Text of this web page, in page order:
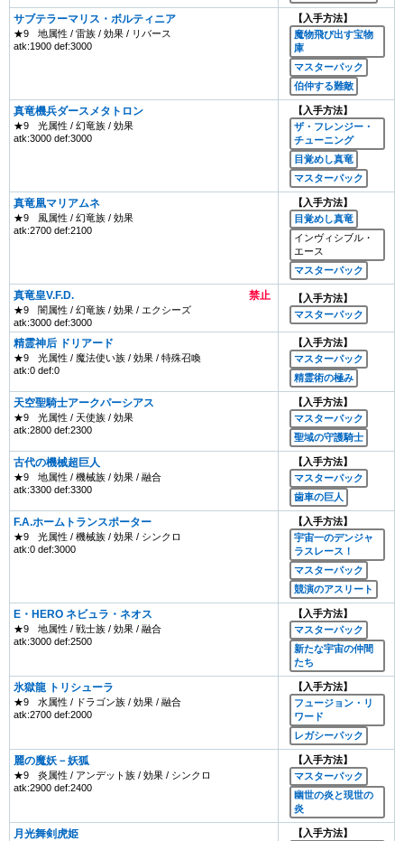
サブテラーマリス・ボルティニア
★9
地属性 / 雷族 / 効果 / リバース
atk:1900 def:3000
【入手方法】
魔物飛び出す宝物
庫
マスターパック
伯仲する難敵
真竜機兵ダースメタトロン
★9
光属性 / 幻竜族 / 効果
atk:3000 def:3000
【入手方法】
ザ・フレンジー・
チューニング
目覚めし真竜
マスターパック
真竜凰マリアムネ
★9
風属性 / 幻竜族 / 効果
atk:2700 def:2100
【入手方法】
目覚めし真竜
インヴィシブル・
エース
マスターパック
真竜皇V.F.D. 禁止
★9
闇属性 / 幻竜族 / 効果 / エクシーズ
atk:3000 def:3000
【入手方法】
マスターパック
精霊神后 ドリアード
★9
光属性 / 魔法使い族 / 効果 / 特殊召喚
atk:0 def:0
【入手方法】
マスターパック
精霊術の極み
天空聖騎士アークパーシアス
★9
光属性 / 天使族 / 効果
atk:2800 def:2300
【入手方法】
マスターパック
聖域の守護騎士
古代の機械超巨人
★9
地属性 / 機械族 / 効果 / 融合
atk:3300 def:3300
【入手方法】
マスターパック
歯車の巨人
F.A.ホームトランスポーター
★9
光属性 / 機械族 / 効果 / シンクロ
atk:0 def:3000
【入手方法】
宇宙一のデンジャ
ラスレース！
マスターパック
競演のアスリート
E・HERO ネビュラ・ネオス
★9
地属性 / 戦士族 / 効果 / 融合
atk:3000 def:2500
【入手方法】
マスターパック
新たな宇宙の仲間
たち
氷獄龍 トリシューラ
★9
水属性 / ドラゴン族 / 効果 / 融合
atk:2700 def:2000
【入手方法】
フュージョン・リ
ワード
レガシーパック
麗の魔妖－妖狐
★9
炎属性 / アンデット族 / 効果 / シンクロ
atk:2900 def:2400
【入手方法】
マスターパック
幽世の炎と現世の
炎
月光舞剣虎姫
【入手方法】